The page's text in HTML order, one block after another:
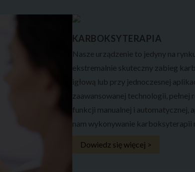
KARBOKSYTERAPIA
Nasze urządzenie to jedyny na
ekstremalnie skuteczny zabieg
igłową lub przy jednoczesnej
zaawansowanej technologii,
funkcji manualnej i automatycznej,
nam wykonywanie karboksyterapii
Dowiedz się więcej >